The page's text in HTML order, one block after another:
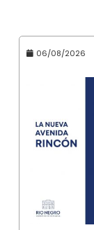
06/08/2026